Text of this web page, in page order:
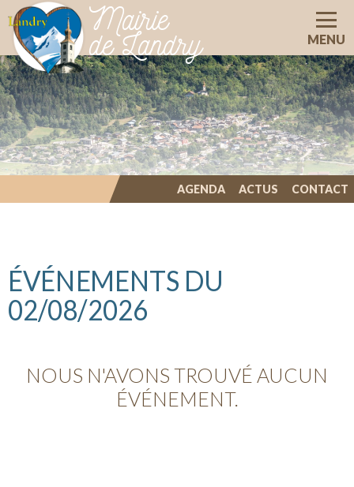
Mairie
de Landry
AGENDA ACTUS CONTACT
MENU
ÉVÉNEMENTS DU
02/08/2026
NOUS N'AVONS TROUVÉ AUCUN
ÉVÉNEMENT.